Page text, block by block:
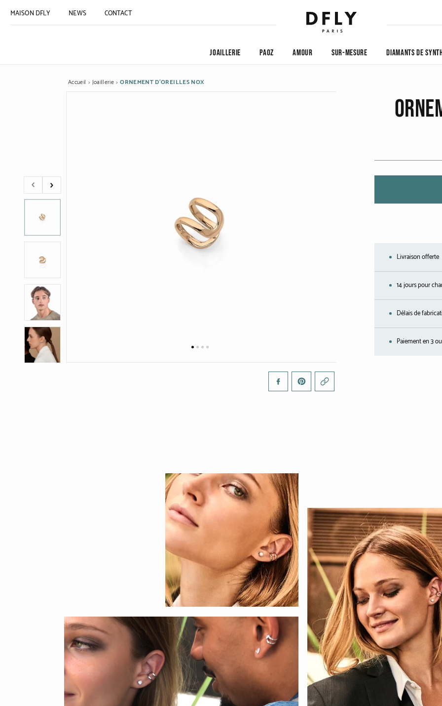
MAISON DFLY NEWS CONTACT
JOAILLERIE PAOZ AMOUR SUR-MESURE DIAMANTS DE
Accueil Joaillerie ORNEMENT D'OREILLES NOX
Livraison offerte
14 jours pour
Délais de
Paiement en 3